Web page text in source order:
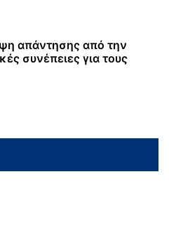
απάντησης από την
συνέπειες για τους